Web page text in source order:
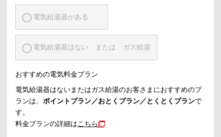
電気給湯器がある
電気給湯器はない または ガス給湯
おすすめの電気料金プラン
電気給湯器はないまたはガス給湯のお客さまにおすすめのプ
ランは、ポイントプラン／おとくプラン／とくとくプランで
す。
料金プランの詳細はこちら